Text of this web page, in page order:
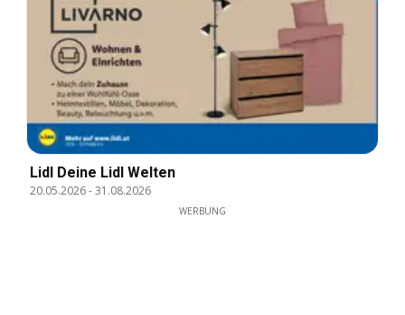
Lidl Deine Lidl Welten
20.05.2026-31.08.2026
WERBUNG